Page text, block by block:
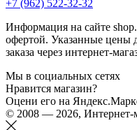
+7 (962) 522-32-32
Информация на сайте
офертой. Указанные цены
заказа через интернет-
Мы в социальных сетях
Нравится магазин?
Оцени его на
© 2008 — 2026, Интернет-